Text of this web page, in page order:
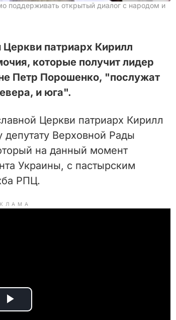
поддерживать открытый диалог с народом и
патриарх Кирилл
которые получит лидер
Петр Порошенко, "послужат
и юга".
Церкви патриарх Кирилл
Верховной Рады
на данный момент
Украины, с пастырским
РПЦ.
P